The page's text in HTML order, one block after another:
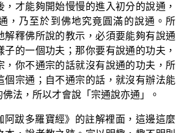
，才能夠開始慢慢的進入初分的說通，
，乃至於到佛地究竟圓滿的說通。所
解釋佛所說的教示，必須要能夠有說通
子的一個功夫；那你要有說通的功夫，
，你不通宗的話就沒有說通的功夫，所
個宗通；自不通宗的話，就沒有辦法能
法，所以才會說「宗通說亦通」。
阿跋多羅寶經》的註解裡面，這邊這麼